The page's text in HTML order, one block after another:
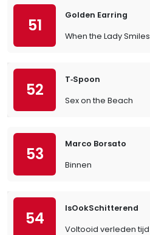
51
Golden Earring
When the Lady Smiles
52
T‐Spoon
Sex on the Beach
53
Marco Borsato
Binnen
54
IsOokSchitterend
Voltooid verleden tijd